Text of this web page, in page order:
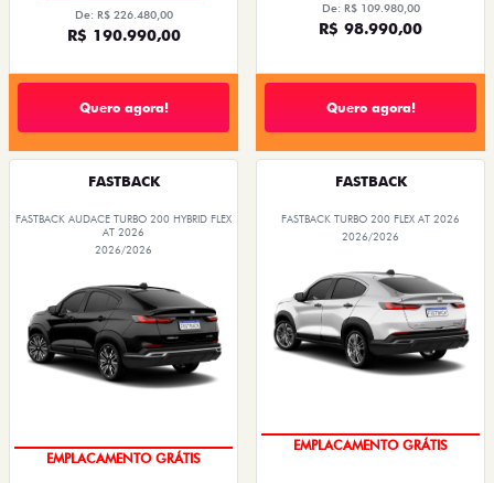
De: R$ 226.480,00
R$ 190.990,00
Quero agora!
De: R$ 109.980,00
R$ 98.990,00
Quero agora!
FASTBACK
FASTBACK AUDACE TURBO 200 HYBRID FLEX
AT 2026
2026/2026
OPORTUNIDADE
FASTBACK
FASTBACK TURBO 200 FLEX AT 2026
2026/2026
OPORTUNIDADE